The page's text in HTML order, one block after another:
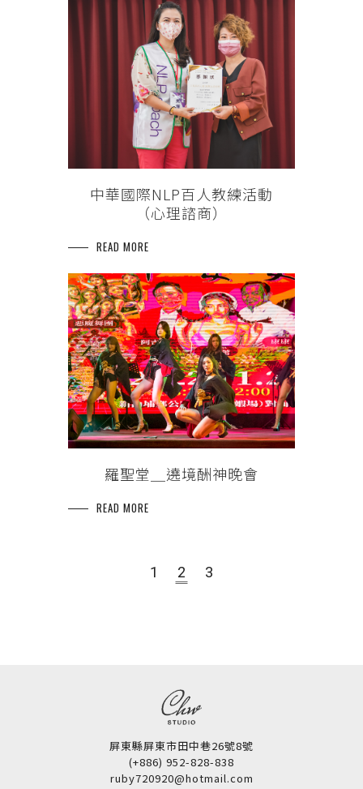
中華國際NLP百人教練活動
（心理諮商）
READ MORE
羅聖堂＿遶境酬神晚會
READ MORE
1 2 3
屏東縣屏東市田中巷26號8號
(+886) 952-828-838
ruby720920@hotmail.com